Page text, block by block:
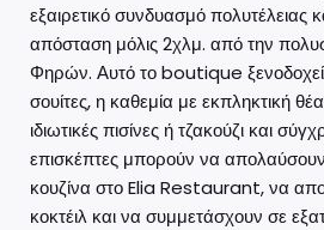
εξαιρετικό συνδυασμό πολυτέλειας
απόσταση μόλις 2χλμ. από την
Φηρών. Αυτό το boutique
σουίτες, η καθεμία με εκπληκτική
ιδιωτικές πισίνες ή τζακούζι και
επισκέπτες μπορούν να
κουζίνα στο Elia Restaurant, να
κοκτέιλ και να συμμετάσχουν σε